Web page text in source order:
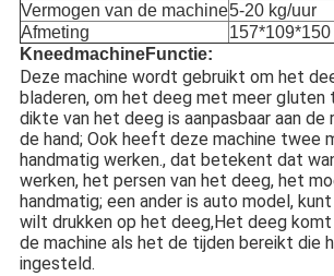
Vermogen van de machine5-20 kg/uur
Afmeting
157*109*150
KneedmachineFunctie:
Deze machine wordt gebruikt om het
bladeren, om het deeg met meer gluten
dikte van het deeg is aanpasbaar aan
de hand; Ook heeft deze machine twee
handmatig werken., dat betekent dat
werken, het persen van het deeg, het
handmatig; een ander is auto model,
wilt drukken op het deeg,Het deeg
de machine als het de tijden bereikt die
ingesteld.